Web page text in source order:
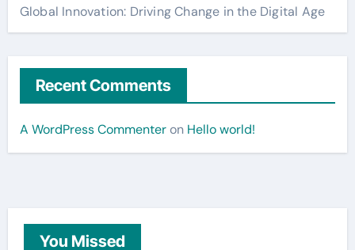
Global Innovation: Driving Change in the Digital Age
Recent Comments
A WordPress Commenteron Hello world!
You Missed